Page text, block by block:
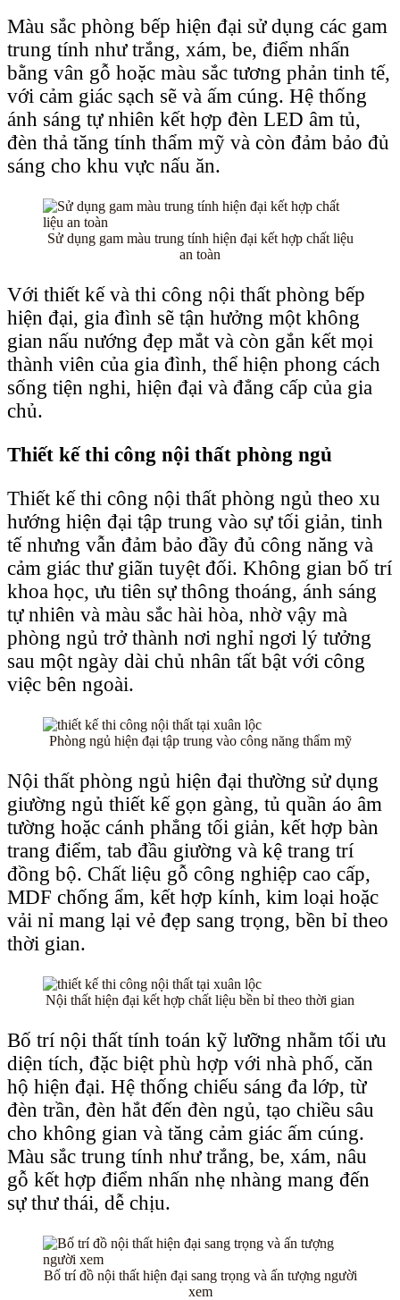
Màu sắc phòng bếp hiện đại sử dụng các gam
trung tính như trắng, xám, be, điểm nhấn
bằng vân gỗ hoặc màu sắc tương phản tinh tế,
với cảm giác sạch sẽ và ấm cúng. Hệ thống
ánh sáng tự nhiên kết hợp đèn LED âm tủ,
đèn thả tăng tính thẩm mỹ và còn đảm bảo đủ
sáng cho khu vực nấu ăn.
Sử dụng gam màu trung tính hiện đại kết hợp chất liệu
an toàn
Với thiết kế và thi công nội thất phòng bếp
hiện đại, gia đình sẽ tận hưởng một không
gian nấu nướng đẹp mắt và còn gắn kết mọi
thành viên của gia đình, thể hiện phong cách
sống tiện nghi, hiện đại và đẳng cấp của gia
chủ.
Thiết kế thi công nội thất phòng ngủ
Thiết kế thi công nội thất phòng ngủ theo xu
hướng hiện đại tập trung vào sự tối giản, tinh
tế nhưng vẫn đảm bảo đầy đủ công năng và
cảm giác thư giãn tuyệt đối. Không gian bố trí
khoa học, ưu tiên sự thông thoáng, ánh sáng
tự nhiên và màu sắc hài hòa, nhờ vậy mà
phòng ngủ trở thành nơi nghỉ ngơi lý tưởng
sau một ngày dài chủ nhân tất bật với công
việc bên ngoài.
Phòng ngủ hiện đại tập trung vào công năng thẩm mỹ
Nội thất phòng ngủ hiện đại thường sử dụng
giường ngủ thiết kế gọn gàng, tủ quần áo âm
tường hoặc cánh phẳng tối giản, kết hợp bàn
trang điểm, tab đầu giường và kệ trang trí
đồng bộ. Chất liệu gỗ công nghiệp cao cấp,
MDF chống ẩm, kết hợp kính, kim loại hoặc
vải nỉ mang lại vẻ đẹp sang trọng, bền bỉ theo
thời gian.
Nội thất hiện đại kết hợp chất liệu bền bỉ theo thời gian
Bố trí nội thất tính toán kỹ lưỡng nhằm tối ưu
diện tích, đặc biệt phù hợp với nhà phố, căn
hộ hiện đại. Hệ thống chiếu sáng đa lớp, từ
đèn trần, đèn hắt đến đèn ngủ, tạo chiều sâu
cho không gian và tăng cảm giác ấm cúng.
Màu sắc trung tính như trắng, be, xám, nâu
gỗ kết hợp điểm nhấn nhẹ nhàng mang đến
sự thư thái, dễ chịu.
Bố trí đồ nội thất hiện đại sang trọng và ấn tượng người
xem